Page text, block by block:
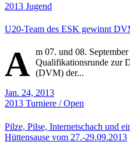
2013 Jugend
U20-Team des ESK gewinnt
A m 07. und 08.
Qualifikationsrunde zur
(DVM) der...
Jan. 24, 2013
2013 Turniere / Open
Pilze, Pilse, Internetschach und
Hüttensause vom 27.-29.09.2013